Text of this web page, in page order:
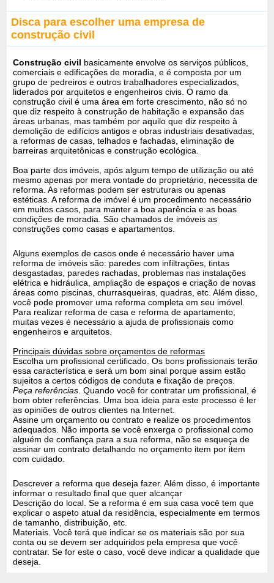
Disca para escolher uma empresa de
construção civil
Construção civil basicamente envolve os serviços públicos,
comerciais e edificações de moradia, e é composta por um
grupo de pedreiros e outros trabalhadores especializados,
liderados por arquitetos e engenheiros civis. O ramo da
construção civil é uma área em forte crescimento, não só no
que diz respeito à construção de habitação e expansão das
áreas urbanas, mas também por aquilo que diz respeito à
demolição de edifícios antigos e obras industriais desativadas,
a reformas de casas, telhados e fachadas, eliminação de
barreiras arquitetônicas e construção ecológica.
Boa parte dos imóveis, após algum tempo de utilização ou até
mesmo apenas por mera vontade do proprietário, necessita de
reforma. As reformas podem ser estruturais ou apenas
estéticas. A reforma de imóvel é um procedimento necessário
em muitos casos, para manter a boa aparência e as boas
condições de moradia. São chamados de imóveis as
construções como casas e apartamentos.
Alguns exemplos de casos onde é necessário haver uma
reforma de imóveis são: paredes com infiltrações, tintas
desgastadas, paredes rachadas, problemas nas instalações
elétrica e hidráulica, ampliação de espaços e criação de novas
áreas como piscinas, churrasqueiras, quadras, etc. Além disso,
você pode promover uma reforma completa em seu imóvel.
Para realizar reforma de casa e reforma de apartamento,
muitas vezes é necessário a ajuda de profissionais como
engenheiros e arquitetos.
Principais dúvidas sobre orçamentos de reformas
Escolha um profissional certificado. Os bons profissionais terão
essa característica e será um bom sinal porque assim estão
sujeitos a certos códigos de conduta e fixação de preços.
Peça referências . Quando você for contratar um profissional, é
bom obter referências. Uma boa ideia para este processo é ler
as opiniões de outros clientes na Internet.
Assine um orçamento ou contrato e realize os procedimentos
adequados. Não importa se você enxerga o profissional como
alguém de confiança para a sua reforma, não se esqueça de
assinar um contrato detalhando no orçamento item por item
com cuidado.
Descrever a reforma que deseja fazer. Além disso, é importante
informar o resultado final que quer alcançar
Descrição do local. Se a reforma é em sua casa você tem que
explicar o aspeto atual da residência, especialmente em termos
de tamanho, distribuição, etc.
Materiais. Você terá que indicar se os materiais são por sua
conta ou se devem ser adquiridos pela empresa que você
contratar. Se for este o caso, você deve indicar a qualidade que
deseja.